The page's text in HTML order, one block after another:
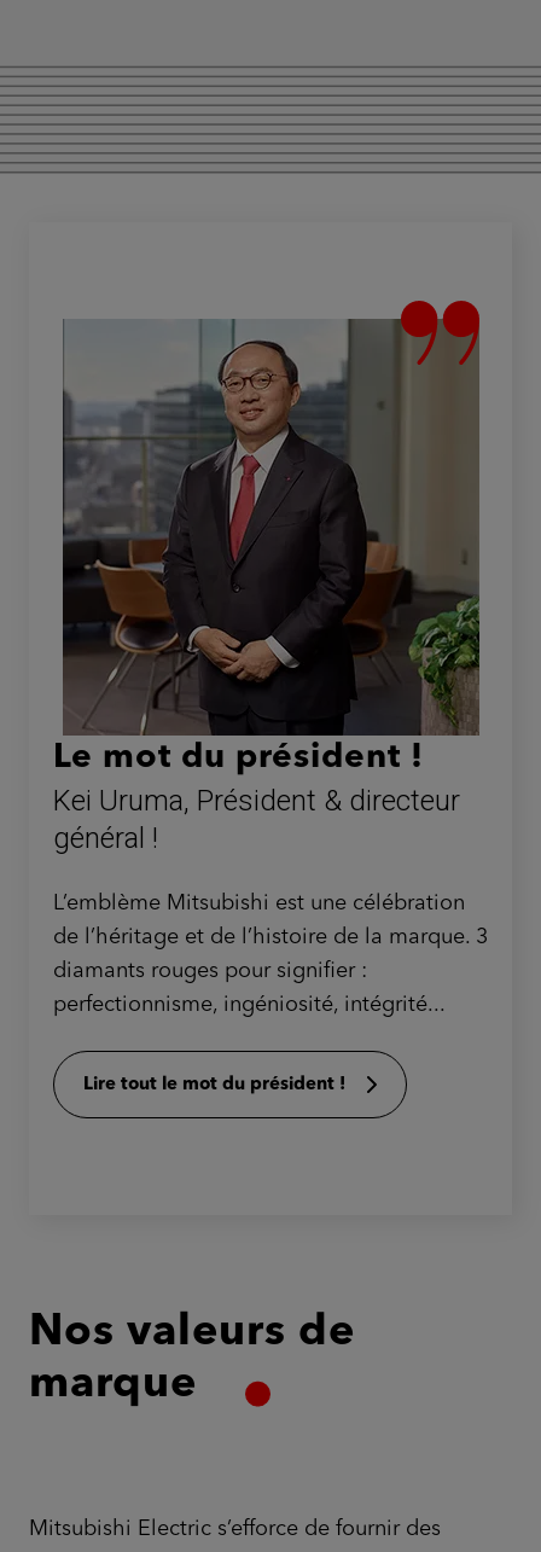
Le mot du président !
Kei Uruma, Président & directeur
général !
L’emblème Mitsubishi est une célébration
de l’héritage et de l’histoire de la marque. 3
diamants rouges pour signifier :
perfectionnisme, ingéniosité, intégrité...
Lire tout le mot du président !
Nos valeurs de
marque
Mitsubishi Electric s’efforce de fournir des